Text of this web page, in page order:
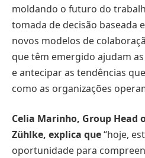
moldando o futuro do
tomada de decisão baseada
novos modelos de
que têm emergido ajudam
e antecipar as tendências
como as organizações
Celia Marinho, Group
Zühlke, explica que“hoje,
oportunidade para